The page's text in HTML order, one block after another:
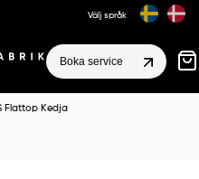
Välj språk
Boka service
Flattop Kedja